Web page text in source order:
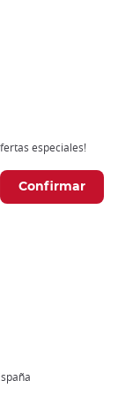
especiales!